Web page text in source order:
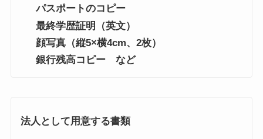
パスポートのコピー
最終学歴証明（英文）
顔写真（縦5×横4cm、2枚）
銀行残高コピー など
法人として用意する書類